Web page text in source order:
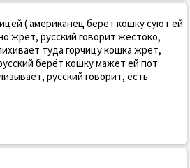
( американец берёт кошку суют ей
жрёт, русский говорит жестоко,
туда горчицу кошка жрет,
берёт кошку мажет ей пот
русский говорит, есть